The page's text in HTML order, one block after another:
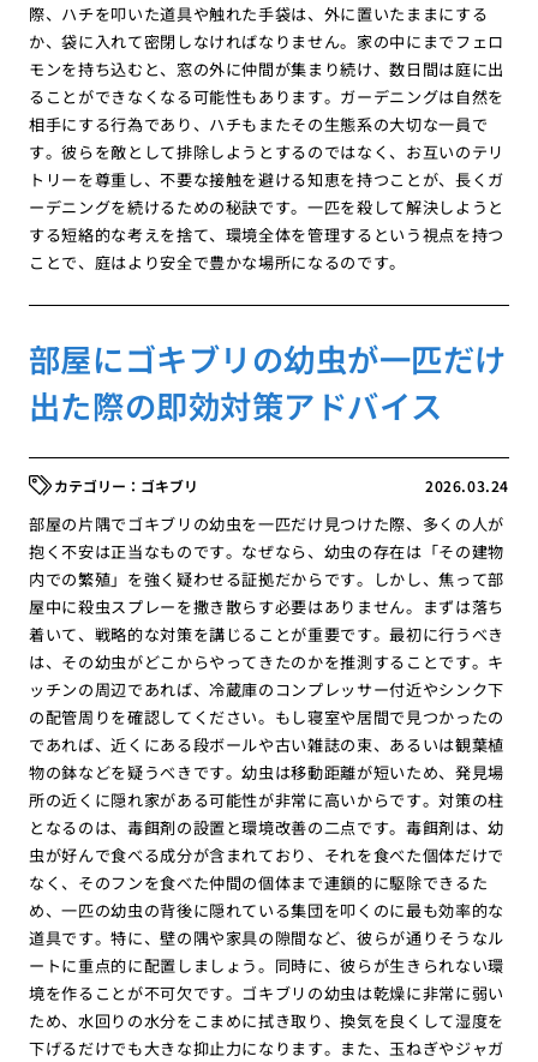
際、ハチを叩いた道具や触れた手袋は、外に置いたままにする
か、袋に入れて密閉しなければなりません。家の中にまでフェロ
モンを持ち込むと、窓の外に仲間が集まり続け、数日間は庭に出
ることができなくなる可能性もあります。ガーデニングは自然を
相手にする行為であり、ハチもまたその生態系の大切な一員で
す。彼らを敵として排除しようとするのではなく、お互いのテリ
トリーを尊重し、不要な接触を避ける知恵を持つことが、長くガ
ーデニングを続けるための秘訣です。一匹を殺して解決しようと
する短絡的な考えを捨て、環境全体を管理するという視点を持つ
ことで、庭はより安全で豊かな場所になるのです。
部屋にゴキブリの幼虫が一匹だけ
出た際の即効対策アドバイス
2026.03.24
ゴキブリ
部屋の片隅でゴキブリの幼虫を一匹だけ見つけた際、多くの人が
抱く不安は正当なものです。なぜなら、幼虫の存在は「その建物
内での繁殖」を強く疑わせる証拠だからです。しかし、焦って部
屋中に殺虫スプレーを撒き散らす必要はありません。まずは落ち
着いて、戦略的な対策を講じることが重要です。最初に行うべき
は、その幼虫がどこからやってきたのかを推測することです。キ
ッチンの周辺であれば、冷蔵庫のコンプレッサー付近やシンク下
の配管周りを確認してください。もし寝室や居間で見つかったの
であれば、近くにある段ボールや古い雑誌の束、あるいは観葉植
物の鉢などを疑うべきです。幼虫は移動距離が短いため、発見場
所の近くに隠れ家がある可能性が非常に高いからです。対策の柱
となるのは、毒餌剤の設置と環境改善の二点です。毒餌剤は、幼
虫が好んで食べる成分が含まれており、それを食べた個体だけで
なく、そのフンを食べた仲間の個体まで連鎖的に駆除できるた
め、一匹の幼虫の背後に隠れている集団を叩くのに最も効率的な
道具です。特に、壁の隅や家具の隙間など、彼らが通りそうなル
ートに重点的に配置しましょう。同時に、彼らが生きられない環
境を作ることが不可欠です。ゴキブリの幼虫は乾燥に非常に弱い
ため、水回りの水分をこまめに拭き取り、換気を良くして湿度を
下げるだけでも大きな抑止力になります。また、玉ねぎやジャガ